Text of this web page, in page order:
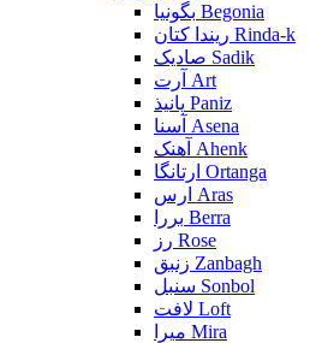
بگونیا Begonia
ریندا کتان Rinda-k
صادیک Sadik
آرت Art
پانیذ Paniz
آسنا Asena
آهنک Ahenk
ارتانگا Ortanga
ارس Aras
بررا Berra
رز Rose
زنبق Zanbagh
سنبل Sonbol
لافت Loft
میرا Mira